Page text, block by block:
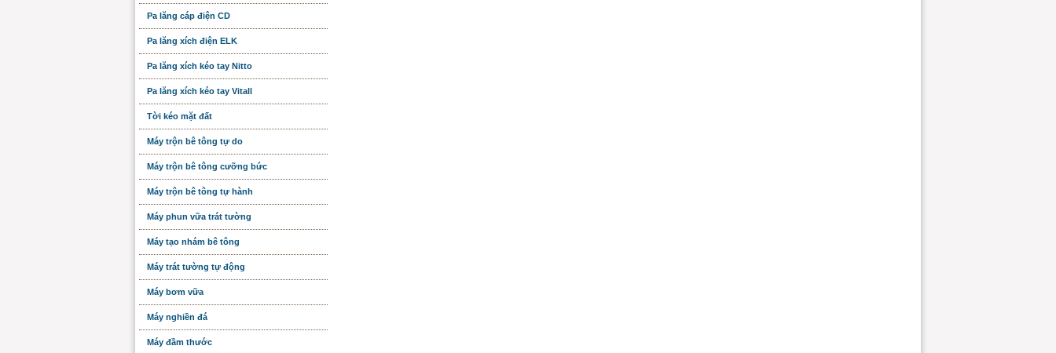
Pa lăng cáp điện CD
Pa lăng xích điện ELK
Pa lăng xích kéo tay Nitto
Pa lăng xích kéo tay Vitall
Tời kéo mặt đất
Máy trộn bê tông tự do
Máy trộn bê tông cưỡng bức
Máy trộn bê tông tự hành
Máy phun vữa trát tường
Máy tạo nhám bê tông
Máy trát tường tự động
Máy bơm vữa
Máy nghiền đá
Máy đầm thước